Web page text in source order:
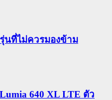
นที่ไม่ควรมองข้าม
640 XL LTE ตัว